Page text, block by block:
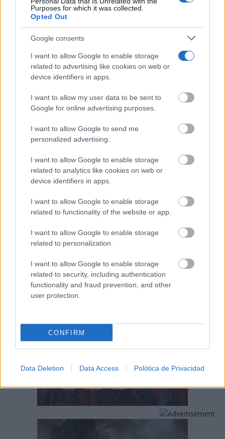
Purposes for which it was collected.
Opted Out
Google consents
I want to allow Google to enable storage
related to advertising like cookies on web or
device identifiers in apps.
I want to allow my user data to be sent to
Google for online advertising purposes.
I want to allow Google to send me
personalized advertising.
I want to allow Google to enable storage
related to analytics like cookies on web or
device identifiers in apps.
I want to allow Google to enable storage
related to functionality of the website or app.
I want to allow Google to enable storage
related to personalization.
I want to allow Google to enable storage
related to security, including authentication
functionality and fraud prevention, and other
user protection.
CONFIRM
Data Deletion Data Access Polótica de Privacidad
La Terraza Ayer y Hoy sortea diez entradas
06/08/2026
Núñez lamenta que CLM siga siendo la peor
región de España...
06/08/2026
La inteligencia artificial y las series
verticales marcan la nueva edición...
06/08/2026
cultura, tradición y...
06/08/2026
CCOO Castilla-La Mancha exige reforzar la
prevención frente al estrés térmico...